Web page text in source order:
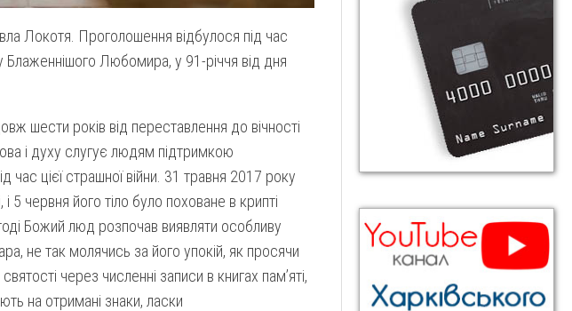
Локотя. Проголошення відбулося під час
Любомира, у 91-річчя від дня
шести років від переставлення до вічності
і духу слугує людям підтримкою
цієї страшної війни. 31 травня 2017 року
5 червня його тіло було поховане в крипті
Божий люд розпочав виявляти особливу
не так молячись за його упокій, як просячи
через численні записи в книгах пам’яті,
на отримані знаки, ласки